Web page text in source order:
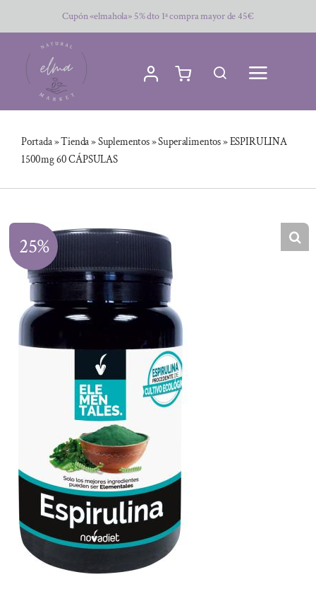
al
contenido
Cupón «elmahola» 5% dto 1ª compra mayor de 45€
Portada»Tienda»Suplementos»Superalimentos»ESPIRULINA
1500mg 60 CÁPSULAS
25%